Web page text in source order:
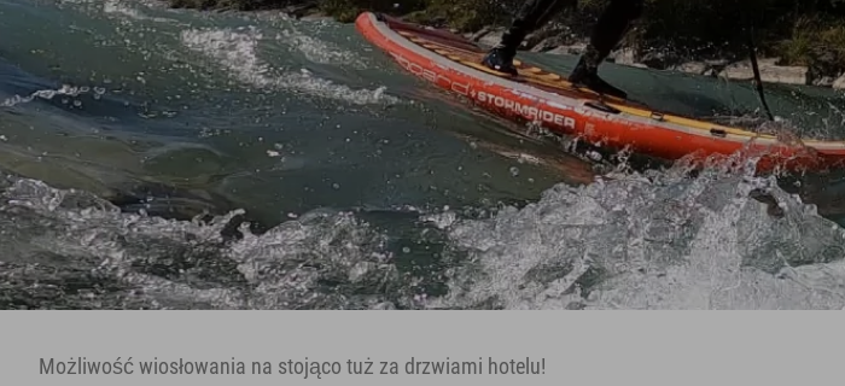
Możliwość wiosłowania na stojąco tuż za drzwiami hotelu!